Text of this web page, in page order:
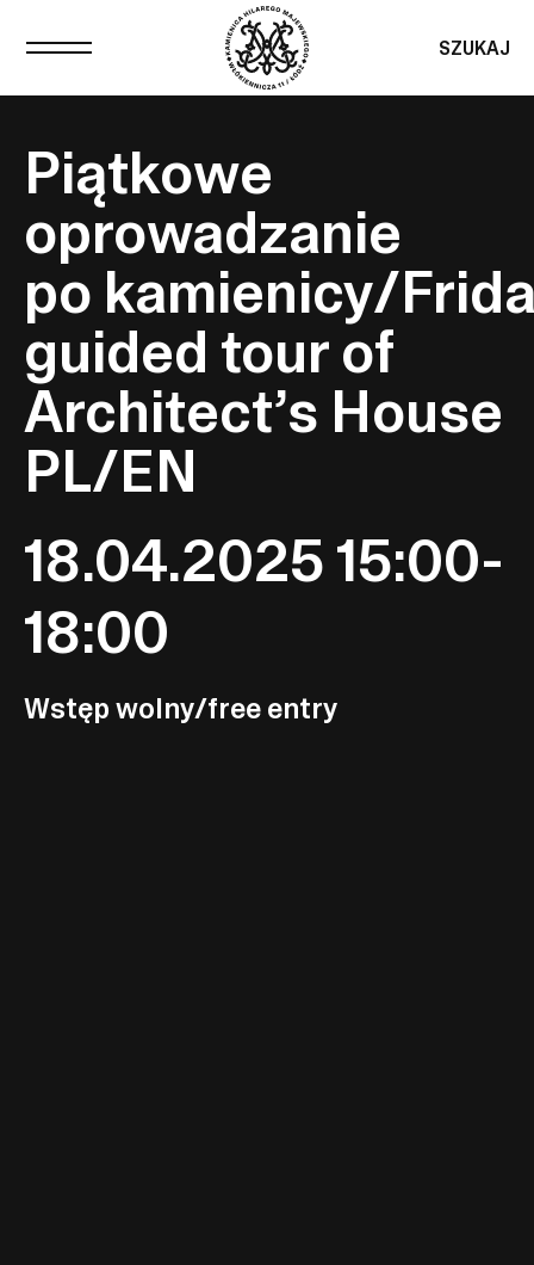
SZUKAJ
Piątkowe
oprowadzanie
po kamienicy/
guided tour of
Architect’s House
PL/EN
18.04.2025 15:00-
18:00
Wstęp wolny/free entry